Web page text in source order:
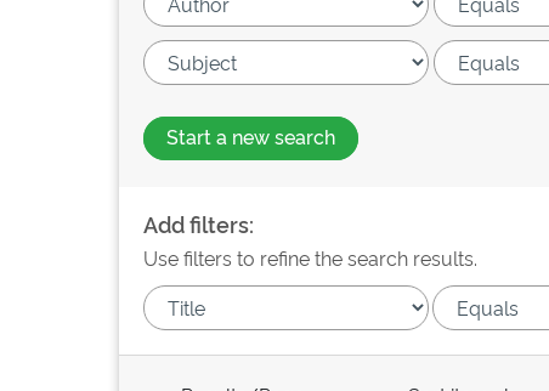
Start a new search
Add filters:
Use filters to refine the search results.